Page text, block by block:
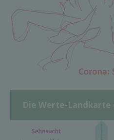
Die Werte-Landkarte